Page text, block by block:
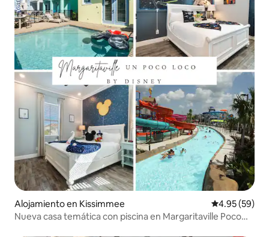
Alojamiento en Kissimmee Calificación
4.95 (59)
Nueva casa temática con piscina en Margaritaville Poco